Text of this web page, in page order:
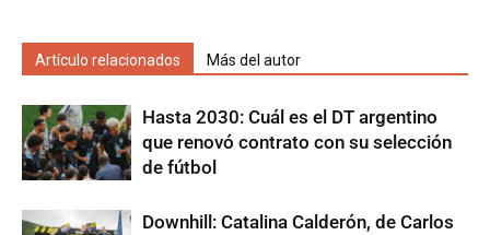
Artículo relacionados Más del autor
Hasta 2030: Cuál es el DT argentino
que renovó contrato con su selección
de fútbol
Downhill: Catalina Calderón, de Carlos